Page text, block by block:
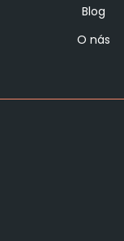
Blog
O nás